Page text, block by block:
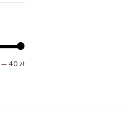
— 40 zł